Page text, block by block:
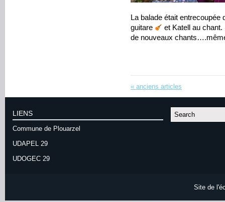
La balade était
guitare
et Katell au
de nouveaux
« anciens articles
LIENS
Commune de Plouarzel
UDAPEL 29
UDOGEC 29
Site de